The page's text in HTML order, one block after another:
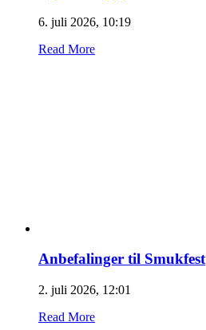
6. juli 2026, 10:19
Read More
Anbefalinger til Smukfest
2. juli 2026, 12:01
Read More